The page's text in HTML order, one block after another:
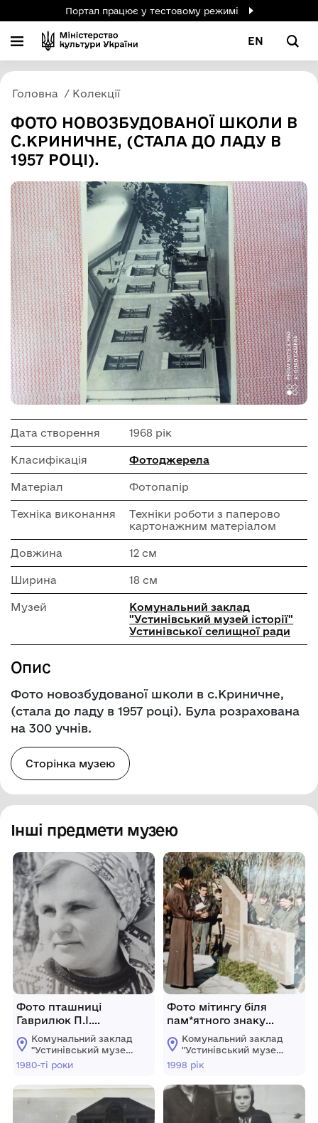
Портал працює у тестовому режимі
EN
Головна Колекції
ФОТО НОВОЗБУДОВАНОЇ ШКОЛИ В
С.КРИНИЧНЕ, (СТАЛА ДО ЛАДУ В
1957 РОЦІ).
Дата створення 1968 рік
Класифікація Фотоджерела
Матеріал Фотопапір
Техніка виконання
Техніки роботи з паперово
картонажним матеріалом
Довжина 12 см
Ширина 18 см
Музей
Комунальний заклад
"Устинівський музей історії"
Устинівської селищної ради
Опис
Фото новозбудованої школи в с.Криничне,
(стала до ладу в 1957 році). Була розрахована
на 300 учнів.
Сторінка музею
Інші предмети музею
Фото пташниці
Гаврилюк П.І.
(Докучаєве).
Комунальний заклад
"Устинівський музей
історії" Устинівської
селищної ради
1980-ті роки
Фото мітингу біля
пам*ятного знаку
воїнам-
інтернаціоналістам
(14.02.1998 рік).
Комунальний заклад
"Устинівський музей
історії" Устинівської
селищної ради
1998 рік